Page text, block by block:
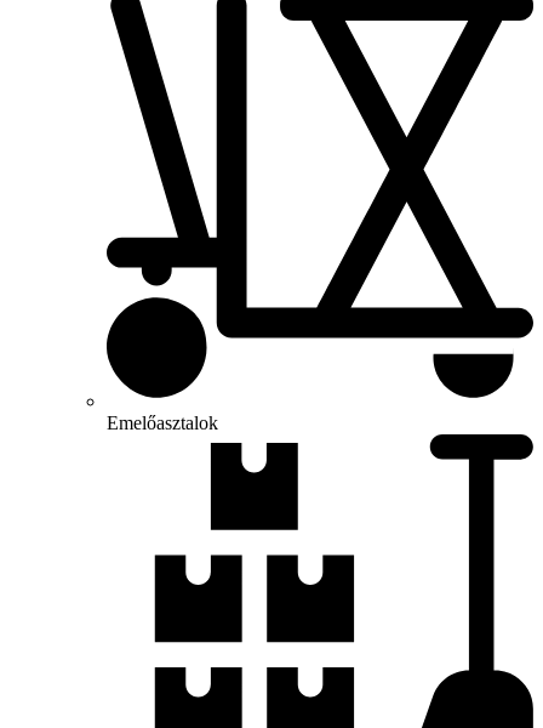
Emelőasztalok